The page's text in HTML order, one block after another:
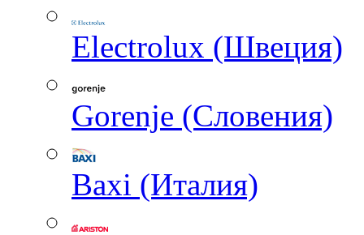
Electrolux (Швеция)
Gorenje (Словения)
Baxi (Италия)